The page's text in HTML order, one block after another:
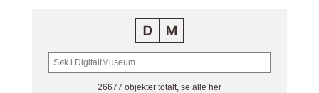
26677 objekter totalt, se alle her